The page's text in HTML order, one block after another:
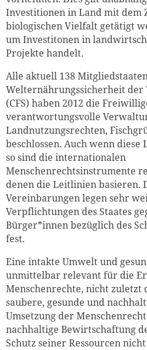
Investitionen in Land mit dem
biologischen Vielfalt getätigt
um Investitonen in
Projekte handelt.
Alle aktuell 138
Welternährungssicherheit der
(CFS) haben 2012 die
verantwortungsvolle
Landnutzungsrechten,
beschlossen. Auch wenn
so sind die internationalen
Menschenrechtsinstrumente
denen die Leitlinien basieren.
Vereinbarungen legen sehr
Verpflichtungen des Staates
Bürger*innen bezüglich des
fest.
Eine intakte Umwelt und
unmittelbar relevant für die
Menschenrechte, nicht zuletzt
saubere, gesunde und
Umsetzung der
nachhaltige Bewirtschaftung
Schutz seiner Ressourcen